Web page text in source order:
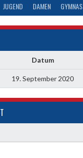
JUGEND DAMEN
Datum
19. September 2020